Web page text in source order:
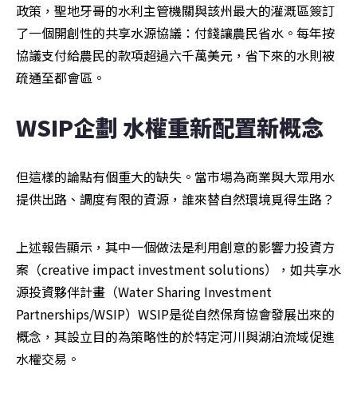
政策，聖地牙哥的水利主管機關與該州最大的灌溉區簽訂
了一個開創性的共享水源協議：付錢讓農民省水。每年按
協議支付給農民的款項超過六千萬美元，省下來的水則被
疏通至都會區。
WSIP企劃 水權重新配置新概念
但這樣的論點有個重大的缺失。當市場為商業與大眾用水
提供出路、調度有限的資源，誰來替自然環境覓得生路？
上述報告顯示，其中一個做法是利用創意的影響力投資方
案（creative impact investment solutions），如共享水
源投資夥伴計畫（Water Sharing Investment
Partnerships/WSIP）WSIP是從自然保育協會發展出來的
概念，其設立目的為策略性的於特定河川與湖泊流域促進
水權交易。